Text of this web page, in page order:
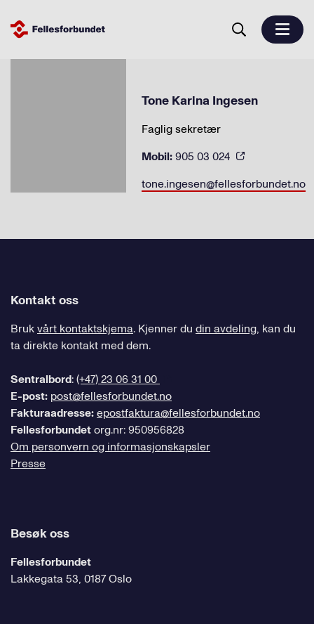
Tone Karina Ingesen
Faglig sekretær
Mobil:905 03 024
tone.ingesen@fellesforbundet.no
Kontakt oss
Brukvårt kontaktskjema. Kjenner du din avdeling, kan du
ta direkte kontakt med dem.
Sentralbord:(+47) 23 06 31 00
E-post: post@fellesforbundet.no
Fakturaadresse:epostfaktura@fellesforbundet.no
Fellesforbundetorg.nr: 950956828
Om personvern og informasjonskapsler
Presse
Besøk oss
Fellesforbundet
Lakkegata 53, 0187 Oslo